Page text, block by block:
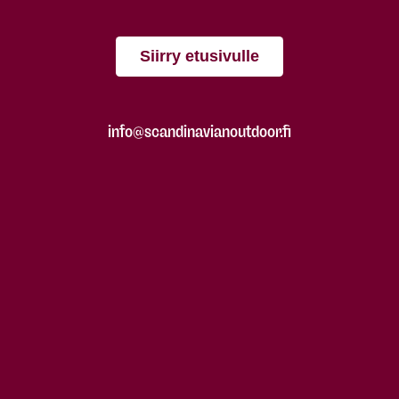
Siirry etusivulle
info@scandinavianoutdoor.fi